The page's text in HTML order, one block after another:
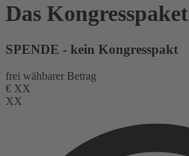
Das Kongresspaket
SPENDE - kein Kongresspakt
frei wähbarer Betrag
€ XX
XX